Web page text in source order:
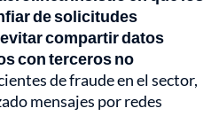
de solicitudes
compartir datos
con terceros no
de fraude en el sector,
mensajes por redes